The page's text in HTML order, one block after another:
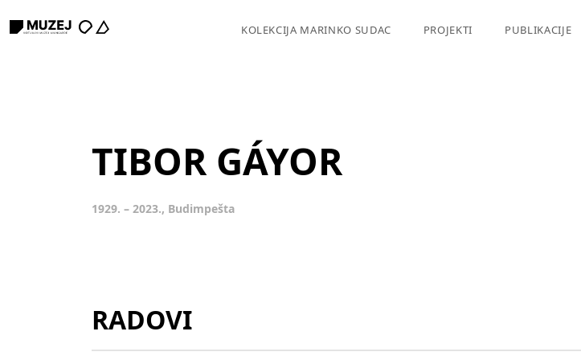
KOLEKCIJA MARINKO SUDAC PROJEKTI PUBLIKACIJE
TIBOR GÁYOR
1929. – 2023., Budimpešta
RADOVI